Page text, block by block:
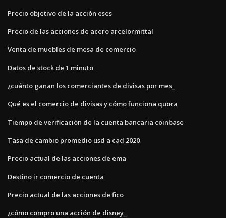
Precio objetivo de la acción eses
Precio de las acciones de acero arcelormittal
Venta de muebles de mesa de comercio
Datos de stock de 1 minuto
¿cuánto ganan los comerciantes de divisas por mes_
Qué es el comercio de divisas y cómo funciona quora
Tiempo de verificación de la cuenta bancaria coinbase
Tasa de cambio promedio usd a cad 2020
Precio actual de las acciones de ema
Destino ir comercio de cuenta
Precio actual de las acciones de fico
¿cómo compro una acción de disney_